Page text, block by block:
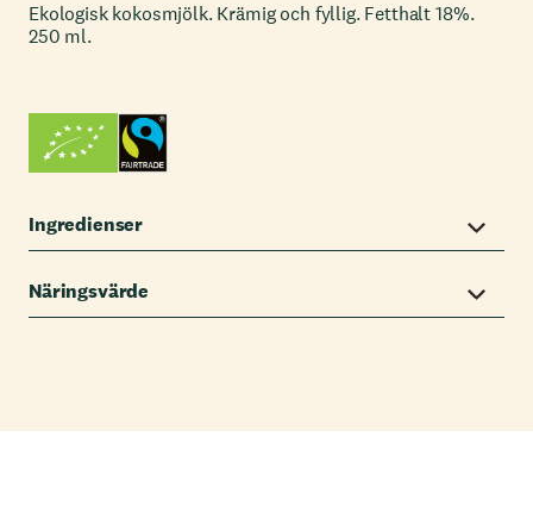
Ekologisk kokosmjölk. Krämig och fyllig. Fetthalt 18%.
250 ml.
Ingredienser
Näringsvärde